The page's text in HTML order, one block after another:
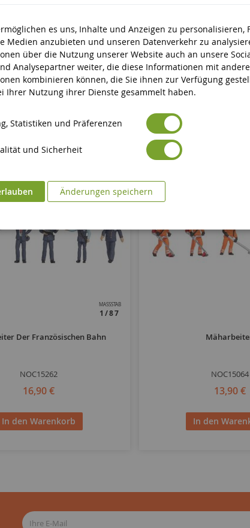
MASSSTAB
1/87
Der Französischen Bahn
NOC15262
16,90 €
In den Warenkorb
NOC15064
13,90 €
In den
es uns, Inhalte und Anzeigen zu personalisieren,
Medien anzubieten und unseren Datenverkehr zu
über die Nutzung unserer Website auch an unsere
Analysepartner weiter, die diese Informationen mit
kombinieren können, die Sie ihnen zur Verfügung
Ihrer Nutzung ihrer Dienste gesammelt haben.
Statistiken und Präferenzen
und Sicherheit
Änderungen speichern